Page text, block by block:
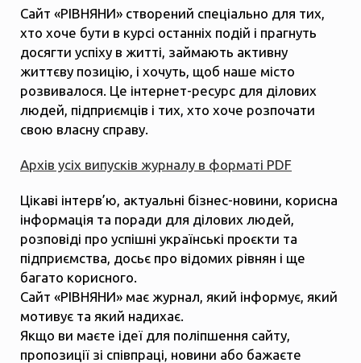
Сайт «РІВНЯНИ» створений спеціально для тих,
хто хоче бути в курсі останніх подій і прагнуть
досягти успіху в житті, займають активну
життєву позицію, і хочуть, щоб наше місто
розвивалося. Це інтернет-ресурс для ділових
людей, підприємців і тих, хто хоче розпочати
свою власну справу.
Архів усіх випусків журналу в форматі PDF
Цікаві інтерв’ю, актуальні бізнес-новини, корисна
інформація та поради для ділових людей,
розповіді про успішні українські проєкти та
підприємства, досьє про відомих рівнян і ще
багато корисного.
Сайт «РІВНЯНИ» має журнал, який інформує, який
мотивує та який надихає.
Якщо ви маєте ідеї для поліпшення сайту,
пропозиції зі співпраці, новини або бажаєте